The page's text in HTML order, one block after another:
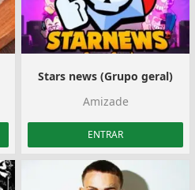
Stars news (Grupo geral)
Amizade
ENTRAR